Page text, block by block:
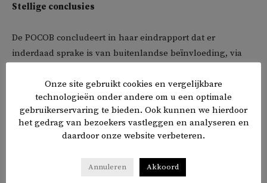
Stellige conclusies
De POCOB concludeert in haar eindrapport dat er
inderdaad sprake is van buitenlandse beïnvloeding, via
moskeeën. Jacob van der Blom stelt op de website van het
Ummah Project dat die conclusie al tevoren vaststond.
Ook De Koning is er niet door verrast. ‘Islam en Nederland
behalve bij twee moskeeën kan de POCOB niet aangeven
voor hoeveel islamitische organisaties dit nu
Onze site gebruikt cookies en vergelijkbare
technologieën onder andere om u een optimale
gebruikerservaring te bieden. Ook kunnen we hierdoor
het gedrag van bezoekers vastleggen en analyseren en
daardoor onze website verbeteren.
Annuleren Akkoord